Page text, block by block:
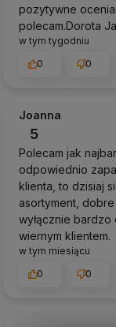
pozytywne
polecam.Dorota
w tym tygodniu
0
0
Joanna
5
Polecam jak
odpowiednio
klienta, to dzisiaj
asortyment,
wyłącznie
wiernym klientem.
w tym miesiącu
0
0